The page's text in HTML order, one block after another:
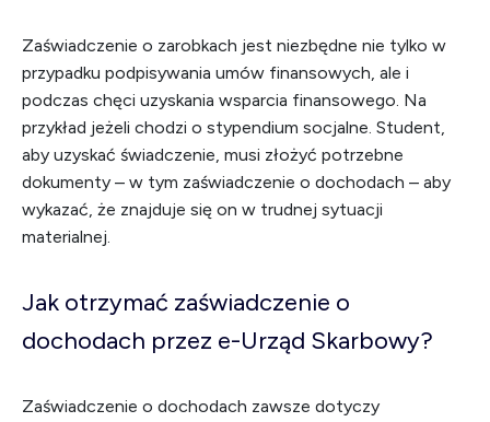
Zaświadczenie o zarobkach jest niezbędne nie tylko w
przypadku podpisywania umów finansowych, ale i
podczas chęci uzyskania wsparcia finansowego. Na
przykład jeżeli chodzi o stypendium socjalne. Student,
aby uzyskać świadczenie, musi złożyć potrzebne
dokumenty – w tym zaświadczenie o dochodach – aby
wykazać, że znajduje się on w trudnej sytuacji
materialnej.
Jak otrzymać zaświadczenie o
dochodach przez e-Urząd Skarbowy?
Zaświadczenie o dochodach zawsze dotyczy